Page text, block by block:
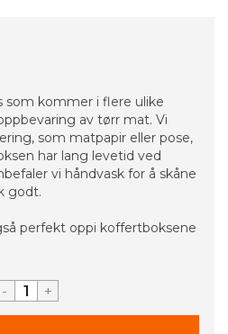
som kommer i flere ulike
av tørr mat. Vi
som matpapir eller pose,
har lang levetid ved
vi håndvask for å skåne
godt.
perfekt oppi koffertboksene
- +